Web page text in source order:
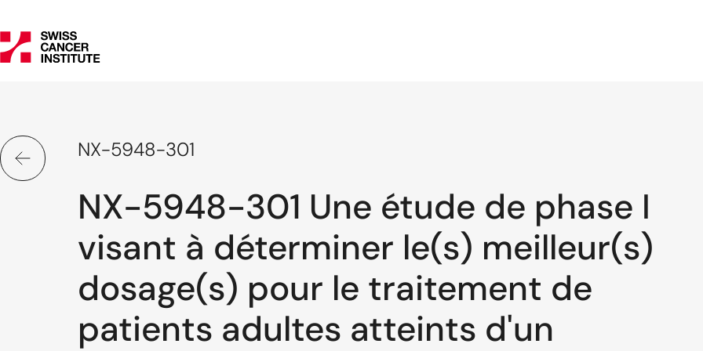
NX-5948-301
NX-5948-301 Une étude de phase I
visant à déterminer le(s) meilleur(s)
dosage(s) pour le traitement de
patients adultes atteints d'un